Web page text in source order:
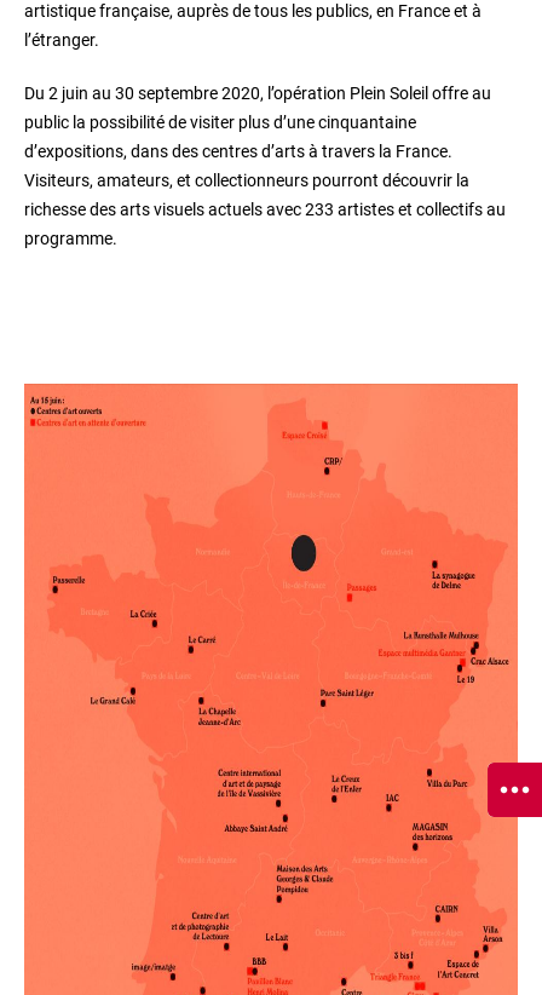
artistique française, auprès de tous les publics, en France et à
l’étranger.
Du 2 juin au 30 septembre 2020, l’opération Plein Soleil offre au
public la possibilité de visiter plus d’une cinquantaine
d’expositions, dans des centres d’arts à travers la France.
Visiteurs, amateurs, et collectionneurs pourront découvrir la
richesse des arts visuels actuels avec 233 artistes et collectifs au
programme.